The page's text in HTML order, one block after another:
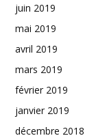
juin 2019
mai 2019
avril 2019
mars 2019
février 2019
janvier 2019
décembre 2018